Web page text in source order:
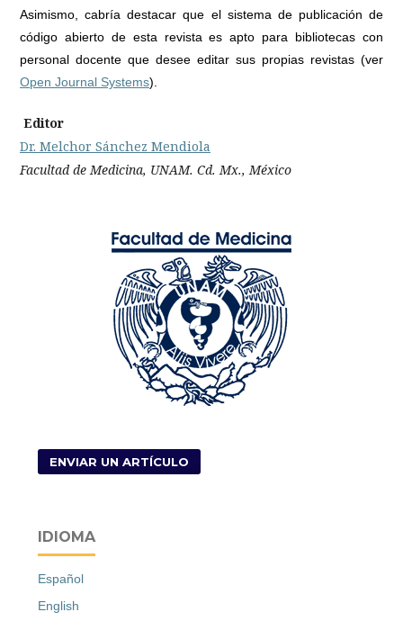
Asimismo, cabría destacar que el sistema de publicación de
código abierto de esta revista es apto para bibliotecas con
personal docente que desee editar sus propias revistas (ver
Open Journal Systems).
Editor
Dr. Melchor Sánchez Mendiola
Facultad de Medicina, UNAM. Cd. Mx., México
ENVIAR UN ARTÍCULO
IDIOMA
Español
English